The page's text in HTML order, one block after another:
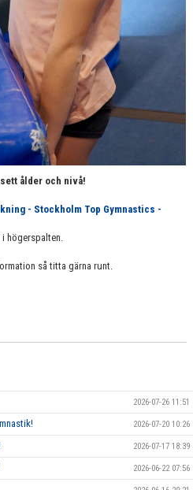
ålder och nivå!
- Stockholm Top Gymnastics -
i högerspalten.
så titta gärna runt.
2026-07-26 11:51
2026-07-20 10:26
2026-07-17 18:39
2026-06-22 07:56